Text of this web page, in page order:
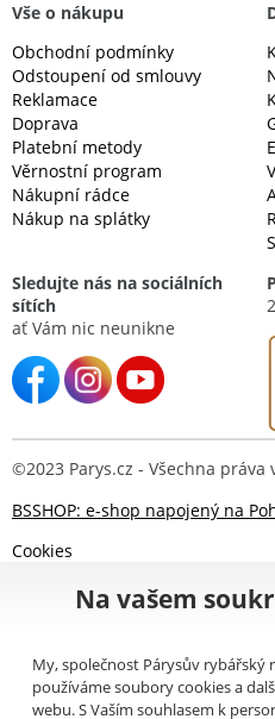
Vše o nákupu
Obchodní podmínky
Odstoupení od smlouvy
Reklamace
Doprava
Platební metody
Věrnostní program
Nákupní rádce
Nákup na splátky
Sledujte nás na sociálních
sítích
ať Vám nic neunikne
©2023 Parys.cz - Všechna práva
BSSHOP: e-shop napojený na
Cookies
Na vašem
My, společnost Párysův rybářský
používáme soubory cookies a
webu. S Vaším souhlasem k